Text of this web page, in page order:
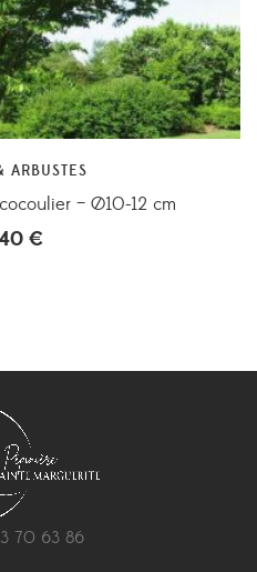
ARBUSTES
– Ø10-12 cm
€
70 63 86